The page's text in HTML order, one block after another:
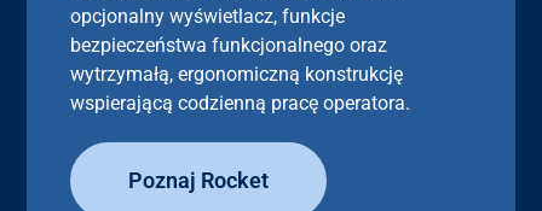
opcjonalny wyświetlacz, funkcje
bezpieczeństwa funkcjonalnego oraz
wytrzymałą, ergonomiczną konstrukcję
wspierającą codzienną pracę operatora.
Poznaj Rocket